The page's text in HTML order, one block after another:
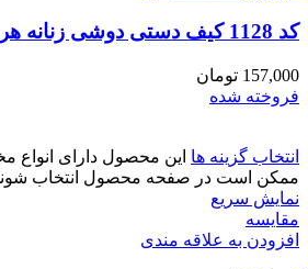
کد 1128 کیف دستی دوشی زنانه هرمس hermes
157,000 تومان
فروخته شده
انتخاب گزینه ها این محصول دارای انواع
ممکن است در صفحه محصول انتخاب
نمایش سریع
مقايسه
افزودن به علاقه مندی